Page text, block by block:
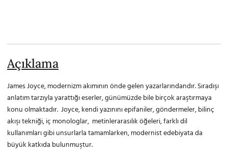
Açıklama
James Joyce, modernizm akımının önde gelen yazarlarındandır. Sıradışı
anlatım tarzıyla yarattığı eserler, günümüzde bile birçok araştırmaya
konu olmaktadır. Joyce, kendi yazınını epifaniler, göndermeler, bilinç
akışı tekniği, iç monologlar, metinlerarasılık öğeleri, farklı dil
kullanımları gibi unsurlarla tamamlarken, modernist edebiyata da
büyük katkıda bulunmuştur.